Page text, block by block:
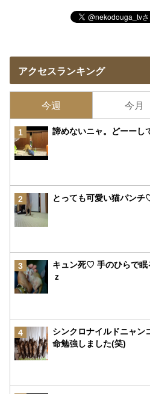
アクセスランキング
今週 今月
1 諦めないニャ。どーー
2 とっても可愛い猫パン
3
キュン死♡ 手のひらで眠
ｚ
4
シンクロナイルドニャ
命勉強しました(笑)